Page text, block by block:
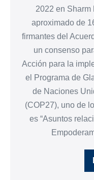
2022 en
aproximado de
firmantes del
un consenso
Acción para la
el Programa de
de Naciones
(COP27), uno de
es “Asuntos